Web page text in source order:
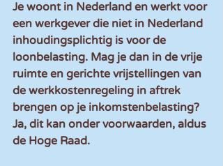
Je woont in Nederland en werkt voor
een werkgever die niet in Nederland
inhoudingsplichtig is voor de
loonbelasting. Mag je dan in de vrije
ruimte en gerichte vrijstellingen van
de werkkostenregeling in aftrek
brengen op je inkomstenbelasting?
Ja, dit kan onder voorwaarden, aldus
de Hoge Raad.